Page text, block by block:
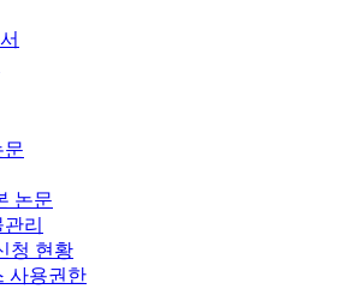
문
논문
리
청 현황
사용권한